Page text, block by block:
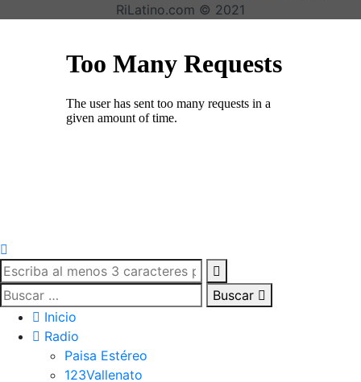
RiLatino.com © 2021
Buscar
Inicio
Radio
Paisa Estéreo
123Vallenato